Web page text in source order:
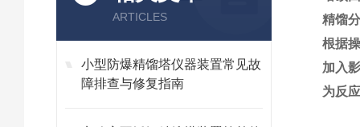
ARTICLES
小型防爆精馏塔仪器装置常见故
障排查与修复指南
精馏
根据
加入
为反